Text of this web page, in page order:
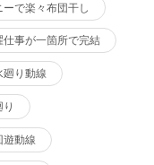
ーで楽々布団干し
仕事が一箇所で完結
廻り動線
遊動線